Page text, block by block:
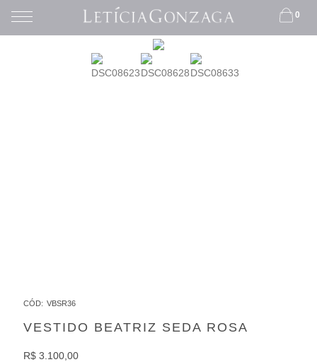
0
CÓD: VBSR36
VESTIDO BEATRIZ SEDA ROSA
R$ 3.100,00